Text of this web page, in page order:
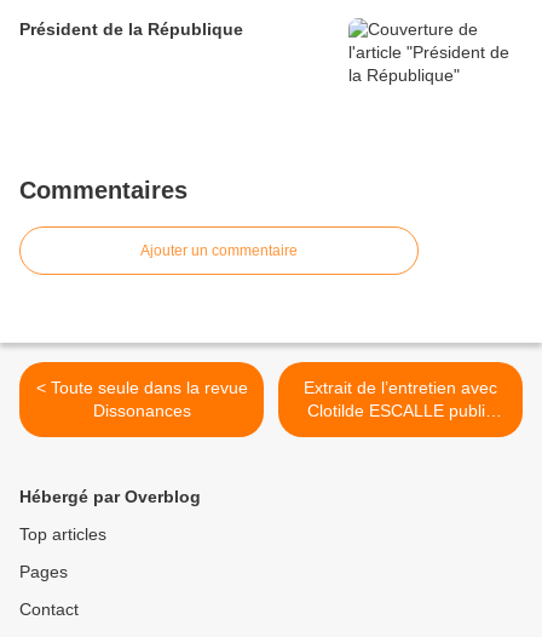
Président de la République
Commentaires
Ajouter un commentaire
< Toute seule dans la revue
Dissonances
Extrait de l’entretien avec
Clotilde ESCALLE publié
dans DISSONANCES #43 >
Hébergé par Overblog
Top articles
Pages
Contact